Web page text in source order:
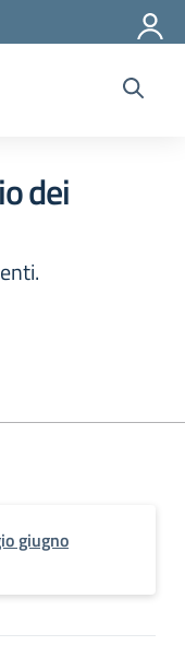
dei
giugno